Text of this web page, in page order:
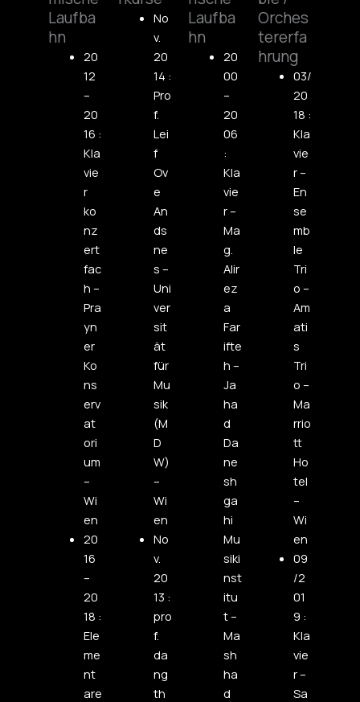
Laufba
hn
20
12
–
20
16 :
Kla
vie
r
ko
nz
ert
fac
h –
Pra
yn
er
Ko
ns
erv
at
ori
um
–
Wi
en
20
16
–
20
18 :
Ele
me
nt
are
No
v.
20
14 :
Pro
f.
Lei
f
Ov
e
An
ds
ne
s –
Uni
ver
sit
ät
für
Mu
sik
(M
D
W)
–
Wi
en
No
v.
20
13 :
pro
f.
da
ng
th
Laufba
hn
20
00
–
20
06
:
Kla
vie
r –
Ma
g.
Alir
ez
a
Far
ifte
h –
Ja
ha
d
Da
ne
sh
ga
hi
Mu
siki
nst
itu
t –
Ma
sh
ha
d
Orches
tererfa
hrung
03/
20
18 :
Kla
vie
r –
En
se
mb
le
Tri
o –
Am
ati
s
Tri
o –
Ma
rrio
tt
Ho
tel
–
Wi
en
09
/2
01
9 :
Kla
vie
r –
Sa